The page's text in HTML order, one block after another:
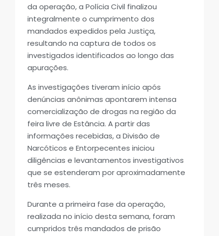
da operação, a Polícia Civil finalizou
integralmente o cumprimento dos
mandados expedidos pela Justiça,
resultando na captura de todos os
investigados identificados ao longo das
apurações.
As investigações tiveram início após
denúncias anônimas apontarem intensa
comercialização de drogas na região da
feira livre de Estância. A partir das
informações recebidas, a Divisão de
Narcóticos e Entorpecentes iniciou
diligências e levantamentos investigativos
que se estenderam por aproximadamente
três meses.
Durante a primeira fase da operação,
realizada no início desta semana, foram
cumpridos três mandados de prisão